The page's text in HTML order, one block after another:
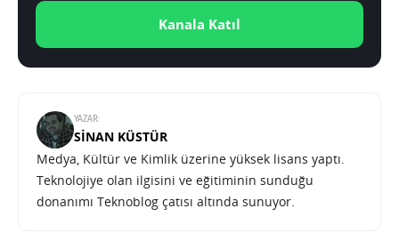
Kanala Katıl
YAZAR:
SINAN KÜSTÜR
Medya, Kültür ve Kimlik üzerine yüksek lisans yaptı.
Teknolojiye olan ilgisini ve eğitiminin sunduğu
donanımı Teknoblog çatısı altında sunuyor.